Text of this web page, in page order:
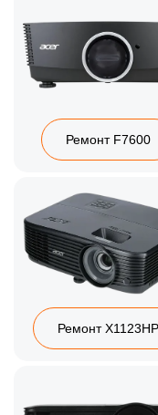
Ремонт F7600
Ремонт X1123HP